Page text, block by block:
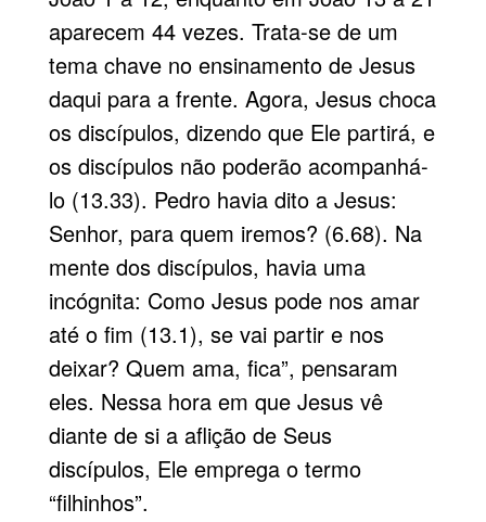
aparecem 44 vezes. Trata-se de um
tema chave no ensinamento de Jesus
daqui para a frente. Agora, Jesus choca
os discípulos, dizendo que Ele partirá, e
os discípulos não poderão acompanhá-
lo (13.33). Pedro havia dito a Jesus:
Senhor, para quem iremos? (6.68). Na
mente dos discípulos, havia uma
incógnita: Como Jesus pode nos amar
até o fim (13.1), se vai partir e nos
deixar? Quem ama, fica”, pensaram
eles. Nessa hora em que Jesus vê
diante de si a aflição de Seus
discípulos, Ele emprega o termo
“filhinhos”.